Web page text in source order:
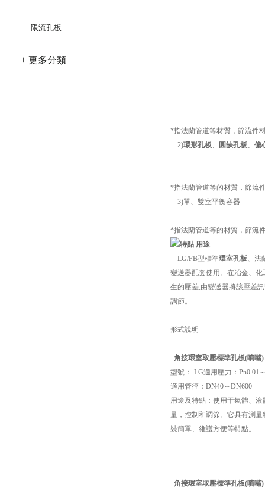
- 限流孔板
+ 更多分類
*指法蘭管道等材質，節流件
2)環形孔板、 圓缺孔板、 偏
*指法蘭管道等的材質，節流
3)單、雙室平衡容器
*指法蘭管道等的材質，節流
用途
LG/FB型標準環室孔板、法
變送器配套使用。在冶金、
生的壓差,由變送器將該壓差
調節。
形式說明
角接環室取壓標準孔板(噴嘴
型號：-LG適用壓力：Pn0.01
適用管徑：DN40～DN600
用途及特點：使用于氣體、
量，控制和調節。它具有測
裝簡單、維護方便等特點。
角接環室取壓標準孔板(噴嘴